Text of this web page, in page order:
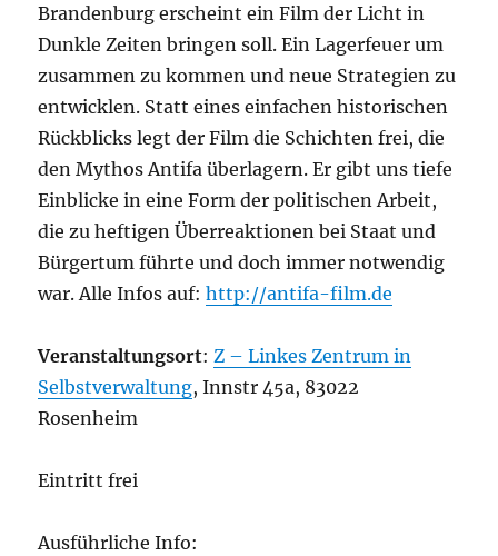
Brandenburg erscheint ein Film der Licht in
Dunkle Zeiten bringen soll. Ein Lagerfeuer um
zusammen zu kommen und neue Strategien zu
entwicklen. Statt eines einfachen historischen
Rückblicks legt der Film die Schichten frei, die
den Mythos Antifa überlagern. Er gibt uns tiefe
Einblicke in eine Form der politischen Arbeit,
die zu heftigen Überreaktionen bei Staat und
Bürgertum führte und doch immer notwendig
war. Alle Infos auf:http://antifa-film.de
Veranstaltungsort:Z – Linkes Zentrum in
Selbstverwaltung, Innstr 45a, 83022
Rosenheim
Eintritt frei
Ausführliche Info: